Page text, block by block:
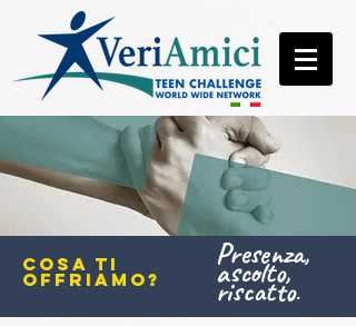
cosa ti
offriamo?
Presenza,
ascolto,
riscatto.